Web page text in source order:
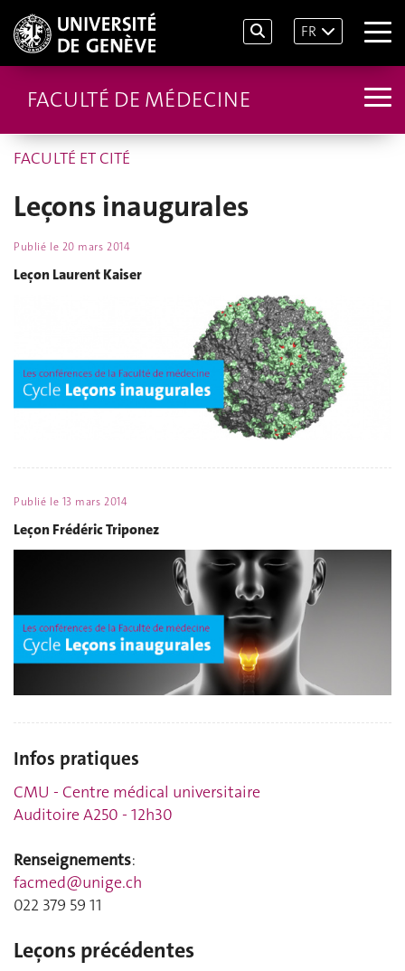
FR
FACULTÉ DE MÉDECINE
FACULTÉ ET CITÉ
Leçons inaugurales
Publié le 20 mars 2014
Leçon Laurent Kaiser
Publié le 13 mars 2014
Leçon Frédéric Triponez
Infos pratiques
CMU - Centre médical universitaire
Auditoire A250 - 12h30
Renseignements:
facmed@unige.ch
022 379 59 11
Leçons précédentes